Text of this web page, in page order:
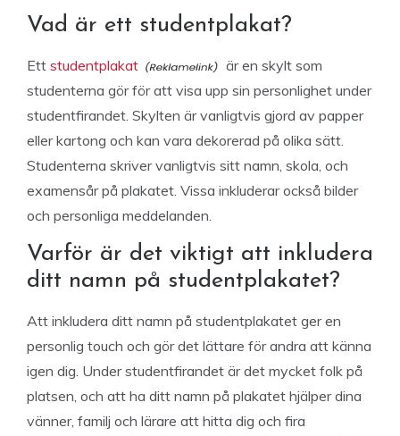
Vad är ett studentplakat?
Ett studentplakat
är en skylt som
studenterna gör för att visa upp sin personlighet under
studentfirandet. Skylten är vanligtvis gjord av papper
eller kartong och kan vara dekorerad på olika sätt.
Studenterna skriver vanligtvis sitt namn, skola, och
examensår på plakatet. Vissa inkluderar också bilder
och personliga meddelanden.
Varför är det viktigt att inkludera
ditt namn på studentplakatet?
Att inkludera ditt namn på studentplakatet ger en
personlig touch och gör det lättare för andra att känna
igen dig. Under studentfirandet är det mycket folk på
platsen, och att ha ditt namn på plakatet hjälper dina
vänner, familj och lärare att hitta dig och fira